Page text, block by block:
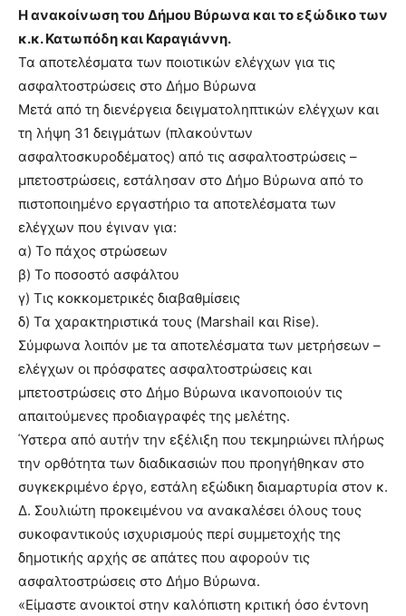
Η ανακοίνωση του Δήμου Βύρωνα και το εξώδικο των
κ.κ. Κατωπόδη και Καραγιάννη.
Τα αποτελέσματα των ποιοτικών ελέγχων για τις
ασφαλτοστρώσεις στο Δήμο Βύρωνα
Μετά από τη διενέργεια δειγματοληπτικών ελέγχων και
τη λήψη 31 δειγμάτων (πλακούντων
ασφαλτοσκυροδέματος) από τις ασφαλτοστρώσεις –
μπετοστρώσεις, εστάλησαν στο Δήμο Βύρωνα από το
πιστοποιημένο εργαστήριο τα αποτελέσματα των
ελέγχων που έγιναν για:
α) Το πάχος στρώσεων
β) Το ποσοστό ασφάλτου
γ) Τις κοκκομετρικές διαβαθμίσεις
δ) Τα χαρακτηριστικά τους (Marshail και Rise).
Σύμφωνα λοιπόν με τα αποτελέσματα των μετρήσεων –
ελέγχων οι πρόσφατες ασφαλτοστρώσεις και
μπετοστρώσεις στο Δήμο Βύρωνα ικανοποιούν τις
απαιτούμενες προδιαγραφές της μελέτης.
Ύστερα από αυτήν την εξέλιξη που τεκμηριώνει πλήρως
την ορθότητα των διαδικασιών που προηγήθηκαν στο
συγκεκριμένο έργο, εστάλη εξώδικη διαμαρτυρία στον κ.
Δ. Σουλιώτη προκειμένου να ανακαλέσει όλους τους
συκοφαντικούς ισχυρισμούς περί συμμετοχής της
δημοτικής αρχής σε απάτες που αφορούν τις
ασφαλτοστρώσεις στο Δήμο Βύρωνα.
«Είμαστε ανοικτοί στην καλόπιστη κριτική όσο έντονη